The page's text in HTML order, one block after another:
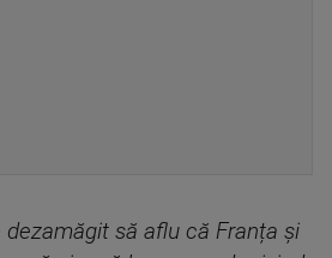
dezamăgit să aflu că Franța și